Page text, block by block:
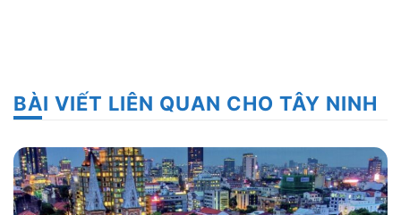
BÀI VIẾT LIÊN QUAN CHO TÂY NINH